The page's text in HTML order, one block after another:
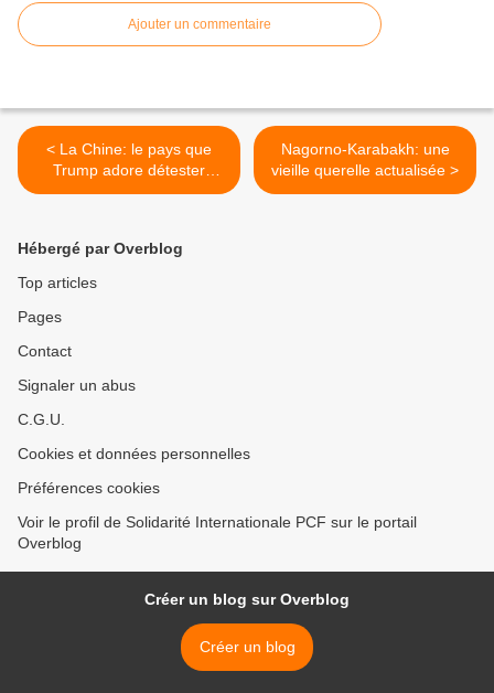
Ajouter un commentaire
< La Chine: le pays que
Trump adore détester
(CPUSA)
Nagorno-Karabakh: une
vieille querelle actualisée >
Hébergé par Overblog
Top articles
Pages
Contact
Signaler un abus
C.G.U.
Cookies et données personnelles
Préférences cookies
Voir le profil de Solidarité Internationale PCF sur le portail
Overblog
Créer un blog sur Overblog
Créer un blog